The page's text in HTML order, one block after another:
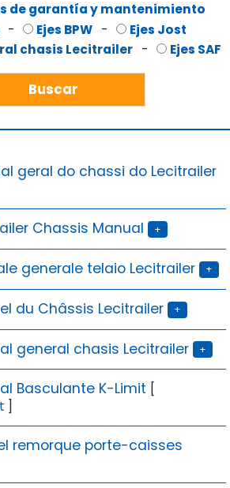
de garantía y mantenimiento
- Ejes BPW -
Ejes Jost
chasis Lecitrailer - Ejes SAF
geral do chassi do Lecitrailer
Chassis Manual +
generale telaio Lecitrailer +
du Châssis Lecitrailer +
general chasis Lecitrailer +
Basculante K-Limit
remorque porte-caisses